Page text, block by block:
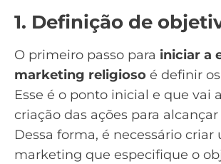
1. Definição de
O primeiro passo para iniciar a
marketing religioso é definir
Esse é o ponto inicial e que vai
criação das ações para
Dessa forma, é necessário criar
marketing que especifique o